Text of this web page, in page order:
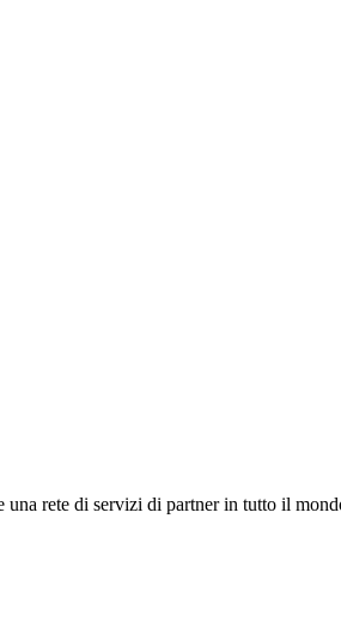
rete di servizi di partner in tutto il